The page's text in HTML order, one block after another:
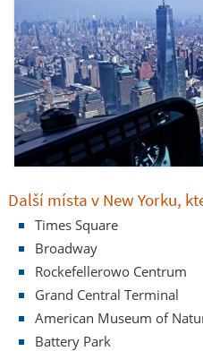
Další místa v New Yorku,
Times Square
Broadway
Rockefellerowo Centrum
Grand Central Terminal
American Museum of
Battery Park